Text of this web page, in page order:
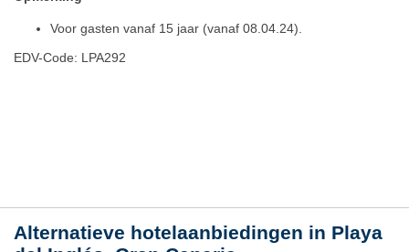
Voor gasten vanaf 15 jaar (vanaf 08.04.24).
EDV-Code: LPA292
Alternatieve hotelaanbiedingen in Playa